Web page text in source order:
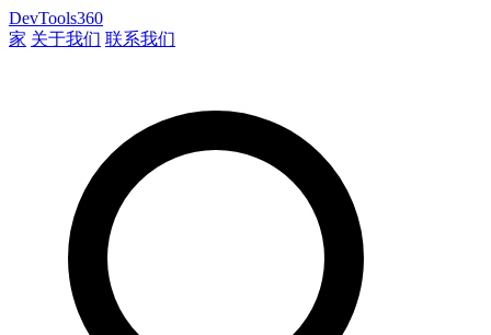
DevTools360
家 关于我们 联系我们